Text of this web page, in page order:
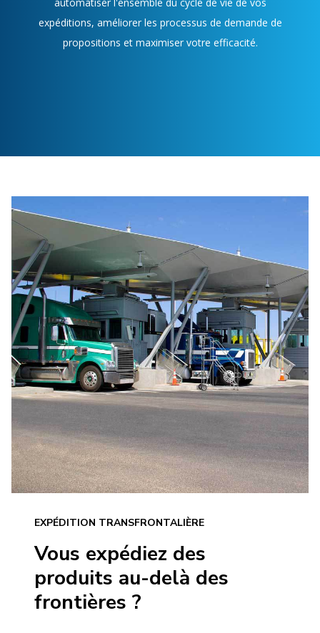
expéditions, améliorer les processus de demande de
propositions et maximiser votre efficacité.
EXPÉDITION TRANSFRONTALIÈRE
Vous expédiez des
produits au-delà des
frontières ?